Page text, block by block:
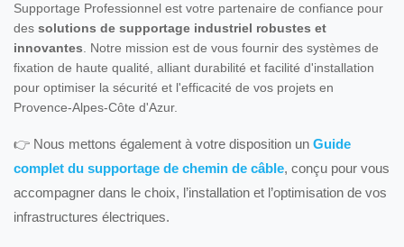
Supportage Professionnel est votre partenaire de confiance pour
des solutions de supportage industriel robustes et
innovantes . Notre mission est de vous fournir des systèmes de
fixation de haute qualité, alliant durabilité et facilité d'installation
pour optimiser la sécurité et l'efficacité de vos projets en
Provence-Alpes-Côte d'Azur.
👉 Nous mettons également à votre disposition un Guide
complet du supportage de chemin de câble, conçu pour vous
accompagner dans le choix, l’installation et l’optimisation de vos
infrastructures électriques.